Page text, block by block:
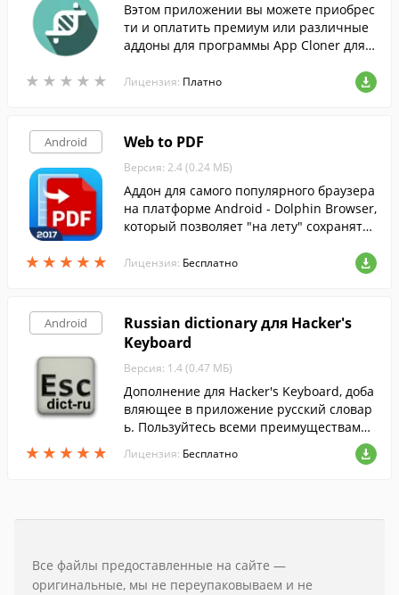
★ ★ ★ ★ ★
★ ★ ★ ★ ★
Вэтом приложении вы можете приобрес
ти и оплатить премиум или различные
аддоны для программы App Cloner для A
Лицензия: Платно
Android
★ ★ ★ ★ ★
★ ★ ★ ★ ★
Web to PDF
Версия: 2.4 (0.24 МБ)
Аддон для самого популярного браузера
на платформе Android - Dolphin Browser,
который позволяет "на лету" сохранять
Лицензия: Бесплатно
Android
★ ★ ★ ★ ★
★ ★ ★ ★ ★
Russian dictionary для Hacker's
Keyboard
Версия: 1.4 (0.47 МБ)
Дополнение для Hacker's Keyboard, доба
вляющее в приложение русский словар
ь. Пользуйтесь всеми преимуществами
этой клавиатуры, установив русскую рас
кладку.
Лицензия: Бесплатно
Все файлы предоставленные на сайте —
оригинальные, мы не переупаковываем и не